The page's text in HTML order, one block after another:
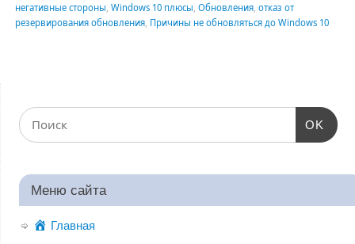
негативные стороны, Windows 10 плюсы, Обновления, отказ от
резервирования обновления, Причины не обновляться до Windows 10
OK
Меню сайта
Главная